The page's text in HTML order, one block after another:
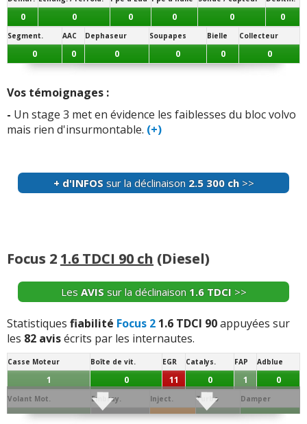
fermeture centralisée qui ne marche plus a cause d'une
fiche orange qui se débranche sous la boîte a ...Lire la
suite >>
Durite admission(+)
-Rien de particulier.. très fiable.
0 0 0 0 0 0
Segment. AAC Dephaseur Soupapes Bielle Collecteur
0 0 0 0 0 0
Vos témoignages :
- Un stage 3 met en évidence les faiblesses du bloc volvo
mais rien d'insurmontable. (+)
+ d'INFOSsur la déclinaison 2.5 300 ch>>
Focus 2 1.6 TDCI 90 ch (Diesel)
Les AVIS sur la déclinaison 1.6 TDCI >>
Statistiques fiabilité Focus 2 1.6 TDCI 90appuyées sur
les 82 avisécrits par les internautes.
Casse Moteur Boîte de vit. EGR Catalys. FAP Adblue
1 0 11 0 1 0
Volant Mot. Embray. Inject. Turbo Damper
2 4 6 2 0